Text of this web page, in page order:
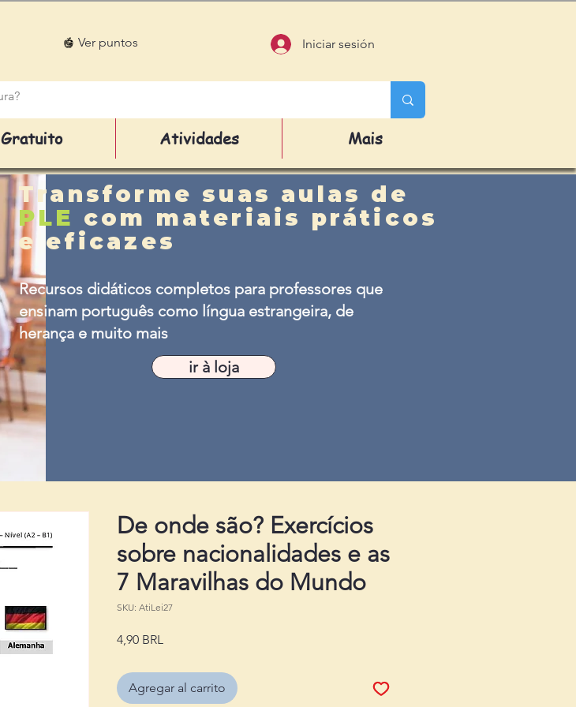
Ver puntos Iniciar sesión
Gratuito Atividades Mais
Transforme suas aulas de
PLE com materiais práticos
e eficazes
Recursos didáticos completos para professores que
ensinam português como língua estrangeira, de
herança e muito mais
ir à loja
De onde são? Exercícios
sobre nacionalidades e as
7 Maravilhas do Mundo
SKU: AtiLei27
4,90 BRL
Agregar al carrito